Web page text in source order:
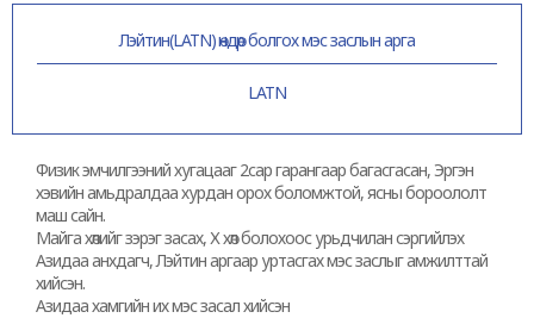
Лэйтин(LATN) өндөр болгох мэс заслын арга
LATN
Физик эмчилгээний хугацааг 2сар гарангаар багасгасан, Эргэн
хэвийн амьдралдаа хурдан орох боломжтой, ясны бороололт
маш сайн.
Майга хөлийг зэрэг засах, Х хөл болохоос урьдчилан сэргийлэх
Азидаа анхдагч, Лэйтин аргаар уртасгах мэс заслыг амжилттай
хийсэн.
Азидаа хамгийн их мэс засал хийсэн